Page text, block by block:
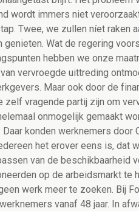
wordt immers niet
Twee, we zullen níet raken
Wat de regering
hebben we onze
vervroegde uittreding
Maar ook door de
vragende partij zijn om
onmogelijk gemaakt
konden werknemers door
het erover eens is, dat
van de beschikbaarheid
op de arbeidsmarkt te
werk meer te zoeken. Bij
vanaf 48 jaar. In